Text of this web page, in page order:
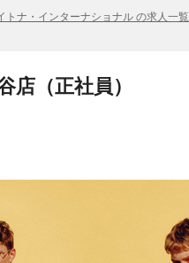
トナ・インターナショナル の求人一覧
店（正社員）